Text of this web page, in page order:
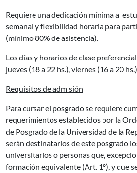
Requiere una dedicación mínima al
semanal y flexibilidad horaria para
(mínimo 80% de asistencia).
Los días y horarios de clase
jueves (18 a 22 hs.), viernes (16 a 20
Requisitos de admisión
Para cursar el posgrado se requiere
requerimientos establecidos por la
de Posgrado de la Universidad de la
serán destinatarios de este posgrado
universitarios o personas que,
formación equivalente (Art. 1º), y que